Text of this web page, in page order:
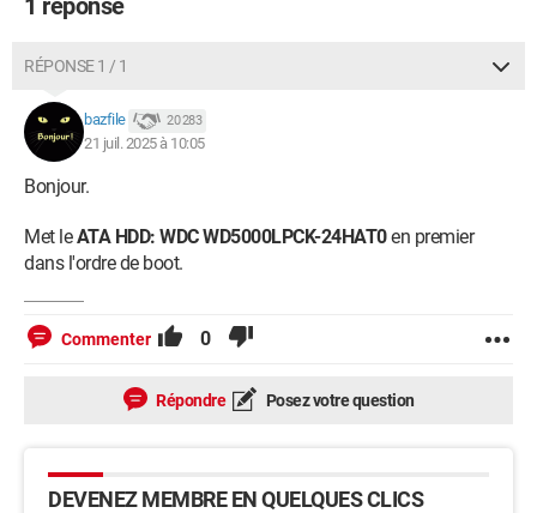
1 réponse
RÉPONSE 1 / 1
bazfile 20 283
21 juil. 2025 à 10:05
Bonjour.
Met leATA HDD: WDC WD5000LPCK-24HAT0en premier
dans l'ordre de boot.
Commenter 0
Répondre Posez votre question
DEVENEZ MEMBRE EN QUELQUES CLICS